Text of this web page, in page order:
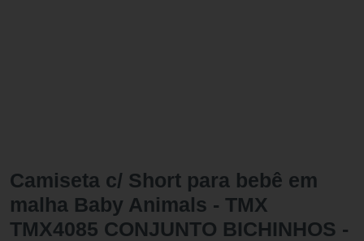
Camiseta c/ Short para bebê em
malha Baby Animals - TMX
TMX4085 CONJUNTO BICHINHOS -